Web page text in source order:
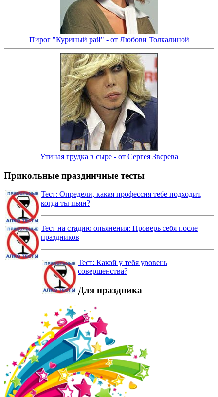
Пирог "Куриный рай" - от Любови Толкалиной
Утиная грудка в сыре - от Сергея Зверева
Прикольные праздничные тесты
Тест: Определи, какая профессия тебе подходит,
когда ты пьян?
Тест на стадию опьянения: Проверь себя после
праздников
Тест: Какой у тебя уровень
совершенства?
Для праздника